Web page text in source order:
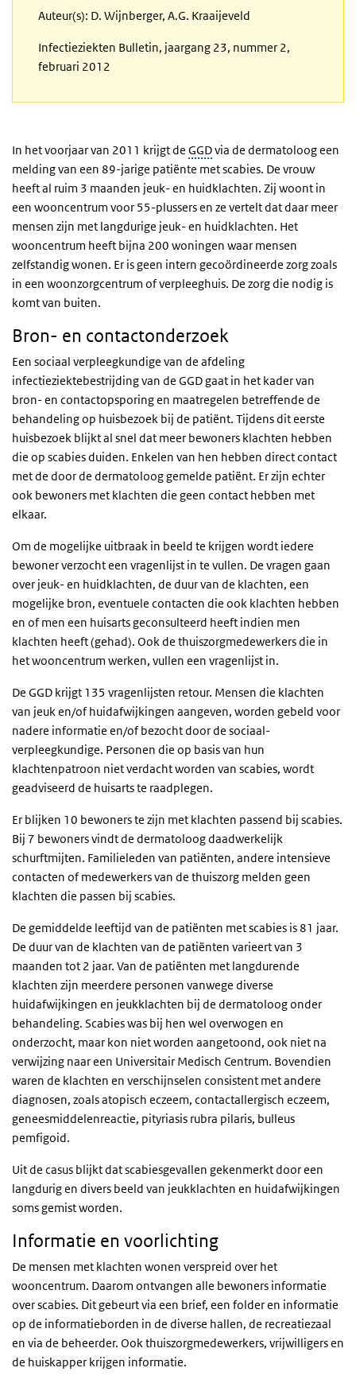
Auteur(s): D. Wijnberger, A.G. Kraaijeveld
Infectieziekten Bulletin, jaargang 23, nummer 2,
februari 2012
In het voorjaar van 2011 krijgt de GGDvia de dermatoloog een
melding van een 89-jarige patiënte met scabies. De vrouw
heeft al ruim 3 maanden jeuk- en huidklachten. Zij woont in
een wooncentrum voor 55-plussers en ze vertelt dat daar meer
mensen zijn met langdurige jeuk- en huidklachten. Het
wooncentrum heeft bijna 200 woningen waar mensen
zelfstandig wonen. Er is geen intern gecoördineerde zorg zoals
in een woonzorgcentrum of verpleeghuis. De zorg die nodig is
komt van buiten.
Bron- en contactonderzoek
Een sociaal verpleegkundige van de afdeling
infectieziektebestrijding van de GGD gaat in het kader van
bron- en contactopsporing en maatregelen betreffende de
behandeling op huisbezoek bij de patiënt. Tijdens dit eerste
huisbezoek blijkt al snel dat meer bewoners klachten hebben
die op scabies duiden. Enkelen van hen hebben direct contact
met de door de dermatoloog gemelde patiënt. Er zijn echter
ook bewoners met klachten die geen contact hebben met
elkaar.
Om de mogelijke uitbraak in beeld te krijgen wordt iedere
bewoner verzocht een vragenlijst in te vullen. De vragen gaan
over jeuk- en huidklachten, de duur van de klachten, een
mogelijke bron, eventuele contacten die ook klachten hebben
en of men een huisarts geconsulteerd heeft indien men
klachten heeft (gehad). Ook de thuiszorgmedewerkers die in
het wooncentrum werken, vullen een vragenlijst in.
De GGD krijgt 135 vragenlijsten retour. Mensen die klachten
van jeuk en/of huidafwijkingen aangeven, worden gebeld voor
nadere informatie en/of bezocht door de sociaal-
verpleegkundige. Personen die op basis van hun
klachtenpatroon niet verdacht worden van scabies, wordt
geadviseerd de huisarts te raadplegen.
Er blijken 10 bewoners te zijn met klachten passend bij scabies.
Bij 7 bewoners vindt de dermatoloog daadwerkelijk
schurftmijten. Familieleden van patiënten, andere intensieve
contacten of medewerkers van de thuiszorg melden geen
klachten die passen bij scabies.
De gemiddelde leeftijd van de patiënten met scabies is 81 jaar.
De duur van de klachten van de patiënten varieert van 3
maanden tot 2 jaar. Van de patiënten met langdurende
klachten zijn meerdere personen vanwege diverse
huidafwijkingen en jeukklachten bij de dermatoloog onder
behandeling. Scabies was bij hen wel overwogen en
onderzocht, maar kon niet worden aangetoond, ook niet na
verwijzing naar een Universitair Medisch Centrum. Bovendien
waren de klachten en verschijnselen consistent met andere
diagnosen, zoals atopisch eczeem, contactallergisch eczeem,
geneesmiddelenreactie, pityriasis rubra pilaris, bulleus
pemfigoid.
Uit de casus blijkt dat scabiesgevallen gekenmerkt door een
langdurig en divers beeld van jeukklachten en huidafwijkingen
soms gemist worden.
Informatie en voorlichting
De mensen met klachten wonen verspreid over het
wooncentrum. Daarom ontvangen alle bewoners informatie
over scabies. Dit gebeurt via een brief, een folder en informatie
op de informatieborden in de diverse hallen, de recreatiezaal
en via de beheerder. Ook thuiszorgmedewerkers, vrijwilligers en
de huiskapper krijgen informatie.